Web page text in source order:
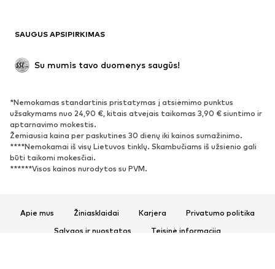
Proginiai
Išskirtiniai
BATAI
Naujienos
Sportbačiai
Aulinukai
Batai su kulniukais
Auliniai batai
Įsispiriami bateliai
Šlepetės
SAUGUS APSIPIRKIMAS
Su mumis tavo duomenys saugūs!
*Nemokamas standartinis pristatymas į atsiėmimo punktus
užsakymams nuo 24,90 €, kitais atvejais taikomas 3,90 € siuntimo ir
aptarnavimo mokestis.
Žemiausia kaina per paskutines 30 dienų iki kainos sumažinimo.
****Nemokamai iš visų Lietuvos tinklų. Skambučiams iš užsienio gali
būti taikomi mokesčiai.
******Visos kainos nurodytos su PVM.
Apie mus Žiniasklaidai Karjera
Privatumo politika
Sąlygos ir nuostatos
Teisinė informacija